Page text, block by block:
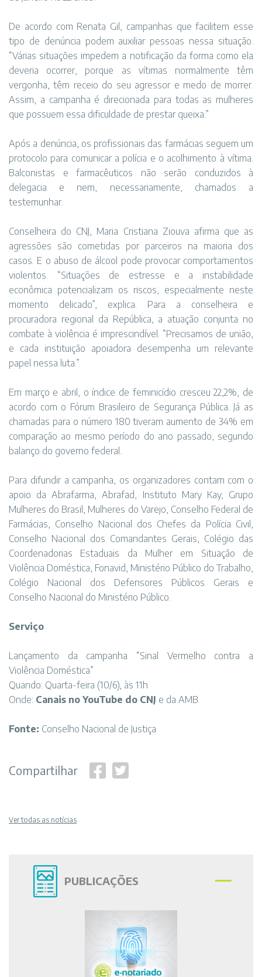
De acordo com Renata Gil, campanhas que facilitem esse
tipo de denúncia podem auxiliar pessoas nessa situação.
“Várias situações impedem a notificação da forma como ela
deveria ocorrer, porque as vítimas normalmente têm
vergonha, têm receio do seu agressor e medo de morrer.
Assim, a campanha é direcionada para todas as mulheres
que possuem essa dificuldade de prestar queixa.”
Após a denúncia, os profissionais das farmácias seguem um
protocolo para comunicar a polícia e o acolhimento à vítima.
Balconistas e farmacêuticos não serão conduzidos à
delegacia e nem, necessariamente, chamados a
testemunhar.
Conselheira do CNJ, Maria Cristiana Ziouva afirma que as
agressões são cometidas por parceiros na maioria dos
casos. E o abuso de álcool pode provocar comportamentos
violentos. “Situações de estresse e a instabilidade
econômica potencializam os riscos, especialmente neste
momento delicado”, explica. Para a conselheira e
procuradora regional da República, a atuação conjunta no
combate à violência é imprescindível. “Precisamos de união,
e cada instituição apoiadora desempenha um relevante
papel nessa luta.”
Em março e abril, o índice de feminicídio cresceu 22,2%, de
acordo com o Fórum Brasileiro de Segurança Pública. Já as
chamadas para o número 180 tiveram aumento de 34% em
comparação ao mesmo período do ano passado, segundo
balanço do governo federal.
Para difundir a campanha, os organizadores contam com o
apoio da Abrafarma, Abrafad, Instituto Mary Kay, Grupo
Mulheres do Brasil, Mulheres do Varejo, Conselho Federal de
Farmácias, Conselho Nacional dos Chefes da Polícia Civil,
Conselho Nacional dos Comandantes Gerais, Colégio das
Coordenadorias Estaduais da Mulher em Situação de
Violência Doméstica, Fonavid, Ministério Público do Trabalho,
Colégio Nacional dos Defensores Públicos Gerais e
Conselho Nacional do Ministério Público.
Serviço
Lançamento da campanha “Sinal Vermelho contra a
Violência Doméstica”
Quando: Quarta-feira (10/6), às 11h
Onde: Canais no YouTube do CNJ e da AMB
Fonte: Conselho Nacional de Justiça
Compartilhar
Ver todas as notícias
PUBLICAÇÕES